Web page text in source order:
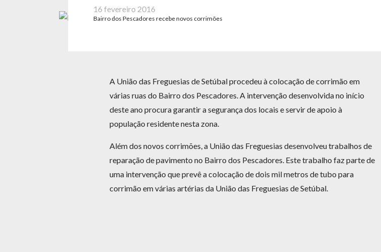
16 fevereiro 2016
Bairro dos Pescadores recebe novos corrimões
A União das Freguesias de Setúbal procedeu à colocação de corrimão em
várias ruas do Bairro dos Pescadores. A intervenção desenvolvida no início
deste ano procura garantir a segurança dos locais e servir de apoio à
população residente nesta zona.
Além dos novos corrimões, a União das Freguesias desenvolveu trabalhos de
reparação de pavimento no Bairro dos Pescadores. Este trabalho faz parte de
uma intervenção que prevê a colocação de dois mil metros de tubo para
corrimão em várias artérias da União das Freguesias de Setúbal.